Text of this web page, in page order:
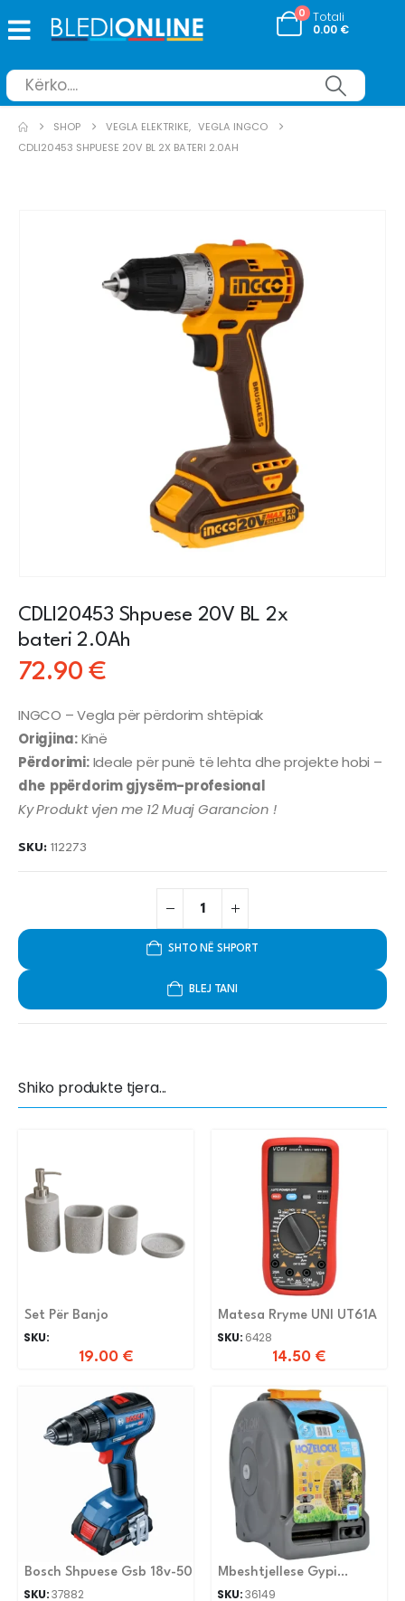
0 Totali
0.00 €
SHOP VEGLA ELEKTRIKE, VEGLA INGCO
CDLI20453 SHPUESE 20V BL 2X BATERI 2.0AH
CDLI20453 Shpuese 20V BL 2x
bateri 2.0Ah
72.90€
INGCO – Vegla për përdorim shtëpiak
Origjina:Kinë
Përdorimi:Ideale për punë të lehta dhe projekte hobi –
dhe ppërdorim gjysëm-profesional
Ky Produkt vjen me 12 Muaj Garancion !
SKU: 112273
SHTO NË SHPORT
BLEJ TANI
Shiko produkte tjera...
Set Për Banjo
SKU:
19.00 €
Matesa Rryme UNI UT61A
SKU: 6428
14.50 €
Bosch Shpuese Gsb 18v-50
SKU:37882
Mbeshtjellese Gypi
Manual 25M
SKU:36149